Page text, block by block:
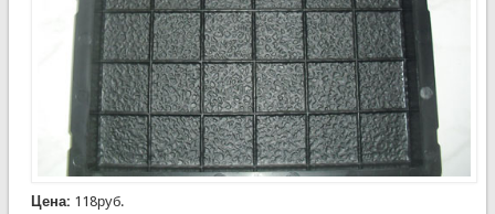
Цена: 118руб.